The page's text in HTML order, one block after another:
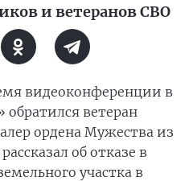
и ветеранов СВО
видеоконференции в
ветеран
ордена Мужества из
об отказе в
участка в